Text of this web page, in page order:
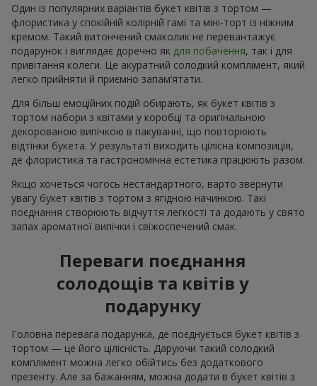
Один із популярних варіантів букет квітів з тортом —
флористика у спокійній колірній гамі та міні-торт із ніжним
кремом. Такий витончений смаколик не перевантажує
подарунок і виглядає доречно як для побачення, так і для
привітання колеги. Це акуратний солодкий комплімент, який
легко прийняти й приємно запам’ятати.
Для більш емоційних подій обирають, як букет квітів з
тортом набори з квітами у коробці та оригінальною
декорованою випічкою в пакуванні, що повторюють
відтінки букета. У результаті виходить цілісна композиція,
де флористика та гастрономічна естетика працюють разом.
Якщо хочеться чогось нестандартного, варто звернути
увагу букет квітів з тортом з ягідною начинкою. Такі
поєднання створюють відчуття легкості та додають у свято
запах ароматної випічки і свіжоспечений смак.
Переваги поєднання
солодощів та квітів у
подарунку
Головна перевага подарунка, де поєднується букет квітів з
тортом — це його цілісність. Даруючи такий солодкий
комплімент можна легко обійтись без додаткового
презенту. Але за бажанням, можна додати в букет квітів з